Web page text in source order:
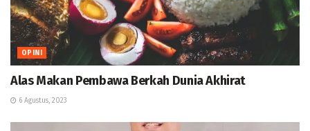
OPINI
Alas Makan Pembawa Berkah Dunia Akhirat
6 Agustus, 2023